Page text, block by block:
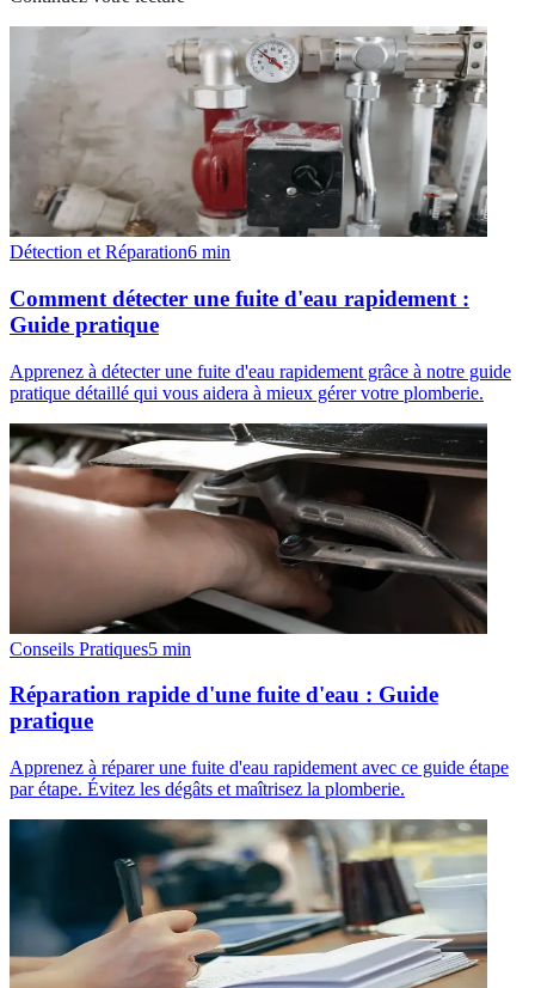
Détection et Réparation6 min
Comment détecter une fuite d'eau rapidement :
Guide pratique
Apprenez à détecter une fuite d'eau rapidement grâce à notre guide
pratique détaillé qui vous aidera à mieux gérer votre plomberie.
Conseils Pratiques5 min
Réparation rapide d'une fuite d'eau : Guide
pratique
Apprenez à réparer une fuite d'eau rapidement avec ce guide étape
par étape. Évitez les dégâts et maîtrisez la plomberie.